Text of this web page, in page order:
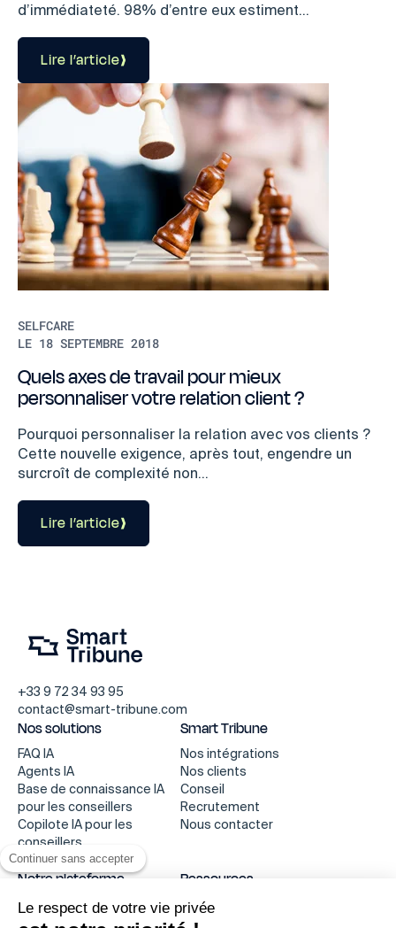
Continuer sans accepter
Le respect de votre vie privée
d’immédiateté. 98% d’entre eux estiment...
Lire l’article
SELFCARE
LE 18 SEPTEMBRE 2018
Quels axes de travail pour mieux
personnaliser votre relation client ?
Pourquoi personnaliser la relation avec vos clients ?
Cette nouvelle exigence, après tout, engendre un
surcroît de complexité non...
Lire l’article
+33 9 72 34 93 95
contact@smart-tribune.com
Nos solutions
FAQ IA
Agents IA
Base de connaissance IA
pour les conseillers
Copilote IA pour les
conseillers
Smart Dashboard
Smart Tribune
Nos intégrations
Nos clients
Conseil
Recrutement
Nous contacter
Notre plateforme
Comment ça marche
Notre technologie
Ressources
Ressources Center
Blog